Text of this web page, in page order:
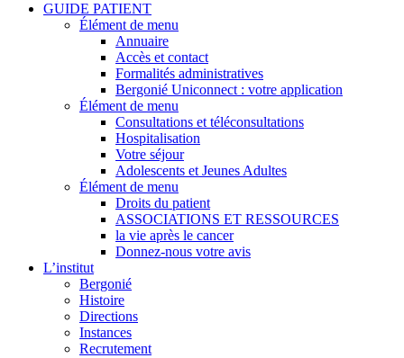
GUIDE PATIENT
Élément de menu
Annuaire
Accès et contact
Formalités administratives
Bergonié Uniconnect : votre application
Élément de menu
Consultations et téléconsultations
Hospitalisation
Votre séjour
Adolescents et Jeunes Adultes
Élément de menu
Droits du patient
ASSOCIATIONS ET RESSOURCES
la vie après le cancer
Donnez-nous votre avis
L’institut
Bergonié
Histoire
Directions
Instances
Recrutement